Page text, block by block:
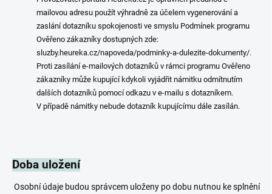
mailovou adresu použít výhradně za účelem vygenerování a
zaslání dotazníku spokojenosti ve smyslu Podmínek programu
Ověřeno zákazníky dostupných zde:
sluzby.heureka.cz/napoveda/podminky-a-dulezite-dokumenty/.
Proti zasílání e-mailových dotazníků v rámci programu Ověřeno
zákazníky může kupující kdykoli vyjádřit námitku odmítnutím
dalších dotazníků pomocí odkazu v e-mailu s dotazníkem.
V případě námitky nebude dotazník kupujícímu dále zasílán.
Doba uložení
Osobní údaje budou správcem uloženy po dobu nutnou ke splnění